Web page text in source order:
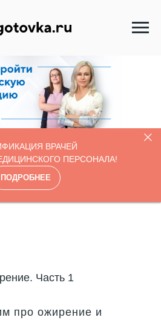
ВРАЧЕЙ
ПЕРСОНАЛА!
ПОДРОБНЕЕ
Часть 1
про ожирение и